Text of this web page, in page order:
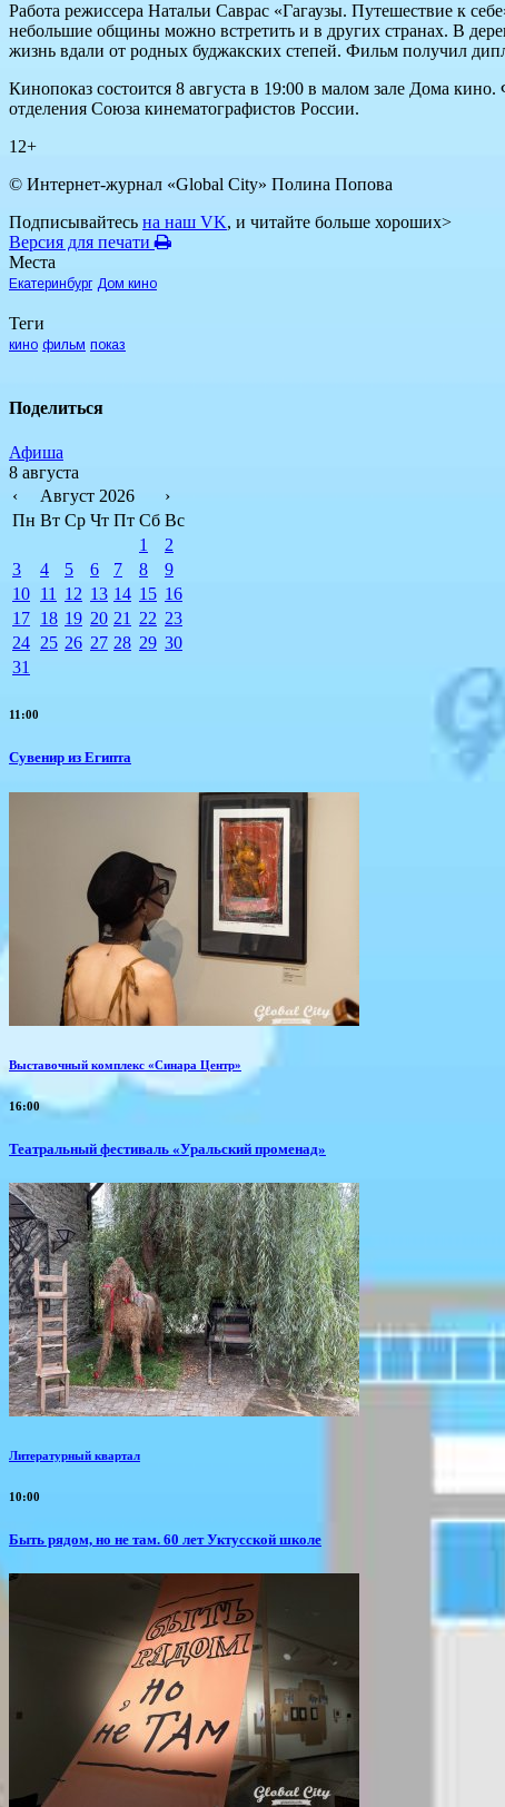
Работа режиссера Натальи Саврас «Гагаузы. Путешествие к
небольшие общины можно встретить и в других странах. В
жизнь вдали от родных буджакских степей. Фильм получил
Кинопоказ состоится 8 августа в 19:00 в малом зале Дома
отделения Союза кинематографистов России.
12+
© Интернет-журнал «Global City» Полина Попова
Подписывайтесь на наш VK, и читайте больше хороших>
Версия для печати
Места
Екатеринбург Дом кино
Теги
кино фильм показ
Поделиться
Афиша
8 августа
‹
Август 2026
›
Пн Вт Ср Чт Пт Сб Вс
1
2
3
4 5 6 7 8
9
10 11 12 13 14 15 16
17 18 19 20 21 22 23
24 25 26 27 28 29 30
31
11:00
Сувенир из Египта
Выставочный комплекс «Синара Центр»
16:00
Театральный фестиваль «Уральский променад»
Литературный квартал
10:00
Быть рядом, но не там. 60 лет Уктусской школе